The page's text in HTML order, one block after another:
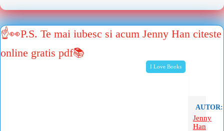
I Love Books
☝👀P.S. Te mai iubesc si acum Jenny Han citeste
online gratis pdf📚
AUTOR:
Jenny
Han